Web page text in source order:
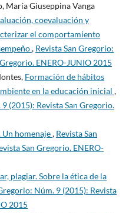
María Giuseppina Vanga
coevaluación y
el comportamiento
, Revista San Gregorio:
ENERO-JUNIO 2015
Formación de hábitos
en la educación inicial ,
(2015): Revista San Gregorio.
homenaje, Revista San
San Gregorio. ENERO-
plagiar. Sobre la ética de la
Núm. 9 (2015): Revista
2015